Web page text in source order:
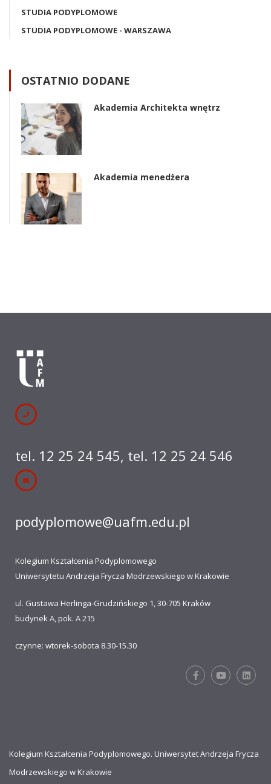
STUDIA PODYPLOMOWE
STUDIA PODYPLOMOWE - WARSZAWA
OSTATNIO DODANE
Akademia Architekta wnętrz
Akademia menedżera
tel. 12 25 24 545, tel. 12 25 24 546
podyplomowe@uafm.edu.pl
Kolegium Kształcenia Podyplomowego
Uniwersytetu Andrzeja Frycza Modrzewskiego w Krakowie
ul. Gustawa Herlinga-Grudzińskiego 1, 30-705 Kraków
budynek A, pok. A 215
czynne: wtorek-sobota 8.30-15.30
Kolegium Kształcenia Podyplomowego. Uniwersytet Andrzeja Frycza
Modrzewskiego w Krakowie